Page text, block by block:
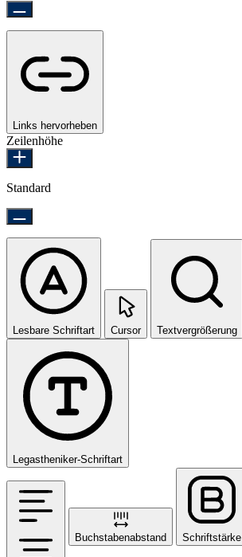
Links hervorheben
Zeilenhöhe
Standard
Lesbare Schriftart Cursor Textvergrößerung
Legastheniker-Schriftart
Buchstabenabstand Schriftstärke